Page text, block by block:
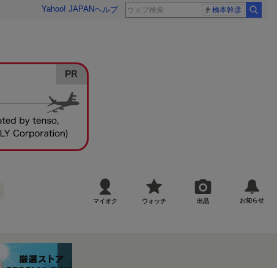
Yahoo! JAPANヘルプ 橋本幹彦
マイオク ウォッチ 出品 お知らせ